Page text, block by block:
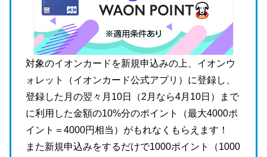
対象のイオンカードを新規申込みの上、イオンウ
ォレット（イオンカード公式アプリ）に登録し、
登録した月の翌々月10日（2月なら4月10日）まで
に利用した金額の10%分のポイント（最大4000ポ
イント＝4000円相当）がもれなくもらえます！
また新規申込みをするだけで1000ポイント（1000